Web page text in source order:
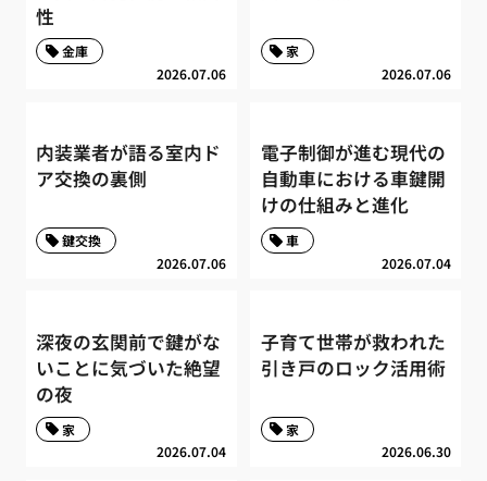
性
2026.07.06
金庫
2026.07.06
家
内装業者が語る室内ド
ア交換の裏側
2026.07.06
鍵交換
電子制御が進む現代の
自動車における車鍵開
けの仕組みと進化
2026.07.04
車
深夜の玄関前で鍵がな
いことに気づいた絶望
の夜
2026.07.04
家
子育て世帯が救われた
引き戸のロック活用術
2026.06.30
家